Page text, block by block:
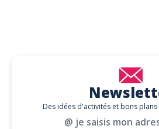
Des idées d'activités et bons
@ je saisis mon